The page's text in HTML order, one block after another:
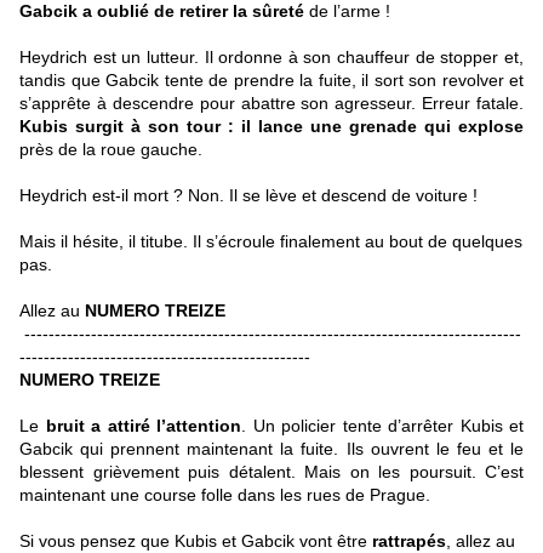
Gabcik a oublié de retirer la sûreté de l’arme !
Heydrich est un lutteur. Il ordonne à son chauffeur de stopper et,
tandis que Gabcik tente de prendre la fuite, il sort son revolver et
s’apprête à descendre pour abattre son agresseur. Erreur fatale.
Kubis surgit à son tour : il lance une grenade qui explose
près de la roue gauche.
Heydrich est-il mort ? Non. Il se lève et descend de voiture !
Mais il hésite, il titube. Il s’écroule finalement au bout de quelques
pas.
Allez au NUMERO TREIZE
----------------------------------------------------------------------------------
------------------------------------------------
NUMERO TREIZE
Le bruit a attiré l’attention . Un policier tente d’arrêter Kubis et
Gabcik qui prennent maintenant la fuite. Ils ouvrent le feu et le
blessent grièvement puis détalent. Mais on les poursuit. C’est
maintenant une course folle dans les rues de Prague.
Si vous pensez que Kubis et Gabcik vont être rattrapés , allez au